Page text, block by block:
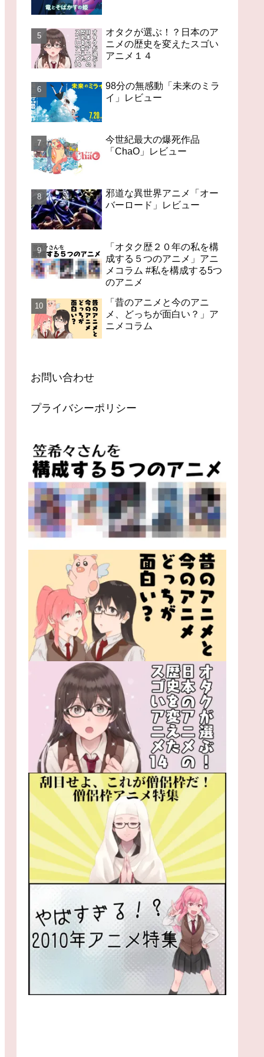
オタクが選ぶ！？日本のア
ニメの歴史を変えたスゴい
アニメ１４
98分の無感動「未来のミラ
イ」レビュー
今世紀最大の爆死作品
「ChaO」レビュー
邪道な異世界アニメ「オー
バーロード」レビュー
「オタク歴２０年の私を構
成する５つのアニメ」アニ
メコラム #私を構成する5つ
のアニメ
「昔のアニメと今のアニ
メ、どっちが面白い？」ア
ニメコラム
お問い合わせ
プライバシーポリシー